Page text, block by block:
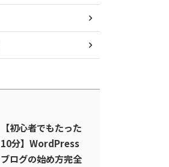
【初心者でもたった
10分】WordPress
ブログの始め方完全